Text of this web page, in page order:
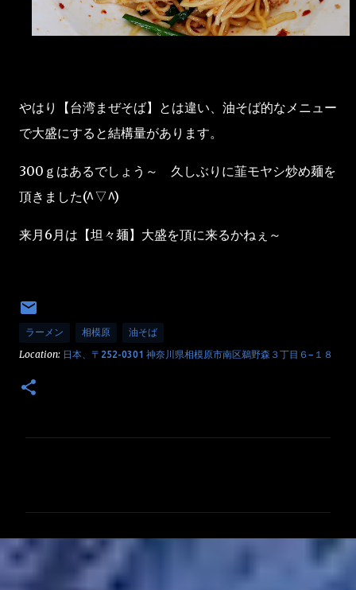
やはり【台湾まぜそば】とは違い、油そば的なメニュー
で大盛にすると結構量があります。
300ｇはあるでしょう～ 久しぶりに韮モヤシ炒め麺を
頂きました(^▽^)
来月6月は【坦々麺】大盛を頂に来るかねぇ～
ラーメン 相模原 油そば
Location: 日本、〒252-0301 神奈川県相模原市南区鵜野森３丁目６−１８